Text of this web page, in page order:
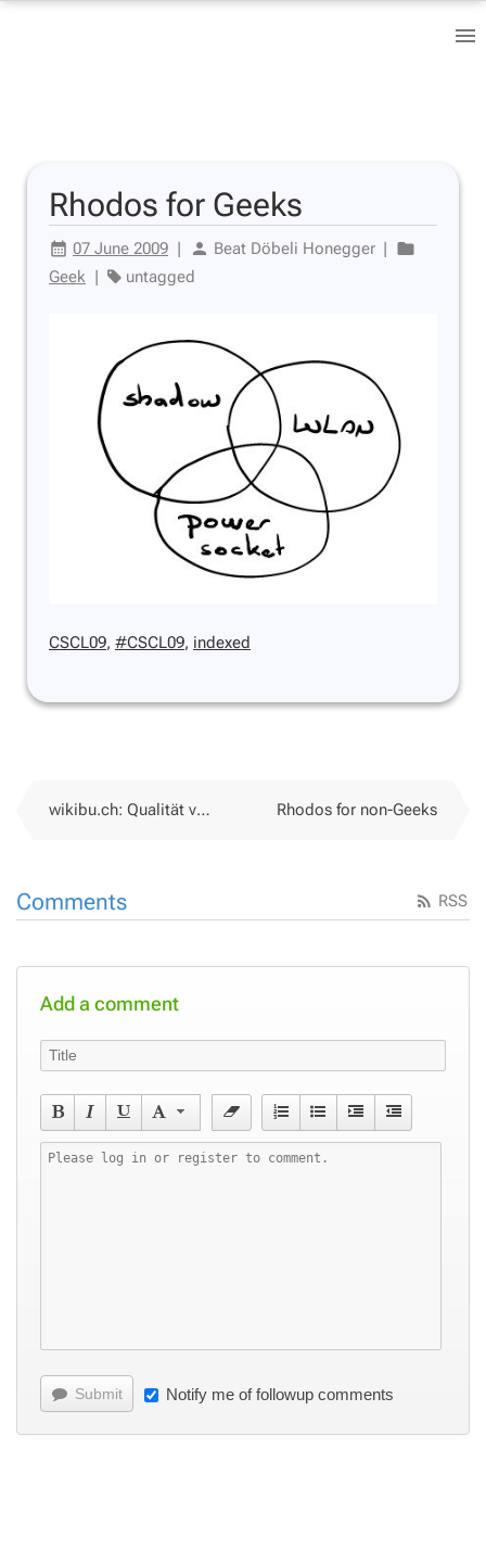
Rhodos for Geeks
07 June 2009 | Beat Döbeli Honegger |
Geek | untagged
CSCL09, #CSCL09, indexed
wikibu.ch: Qualität von Wikipedia-Artikeln beurteilen Rhodos for non-Geeks
RSS
Comments
Add a comment
Submit Notify me of followup comments